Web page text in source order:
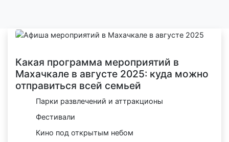
Какая программа мероприятий в
Махачкале в августе 2025: куда можно
отправиться всей семьей
Парки развлечений и аттракционы
Фестивали
Кино под открытым небом